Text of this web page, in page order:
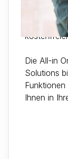
Sie
Software
Die All-in
Solutions
Ihnen in